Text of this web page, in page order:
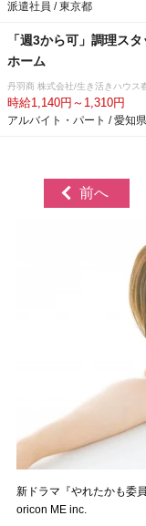
派遣社員 / 東京都
「週3から可」調理ス
ホーム
丹羽商 株式会社/生き活きハウス
時給1,140円～1,310円
アルバイト・パート / 愛知県
前へ
新ドラマ『やれたかも委
oricon ME inc.